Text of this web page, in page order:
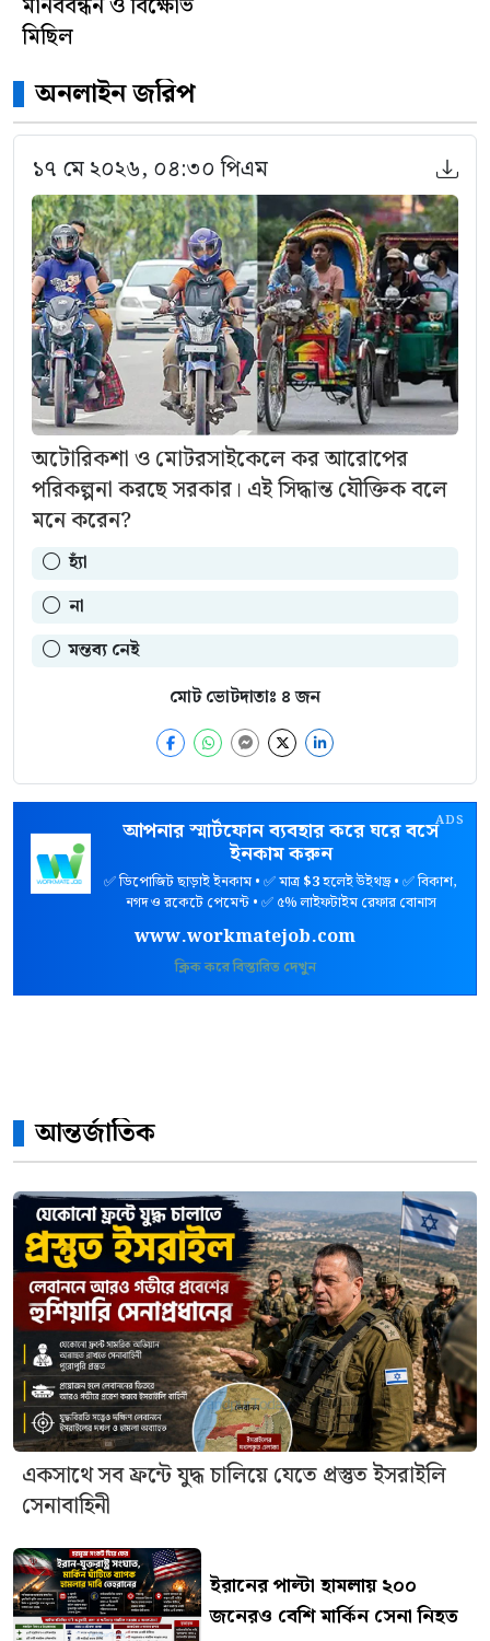
মানববন্ধন ও বিক্ষোভ
মিছিল
অনলাইন জরিপ
১৭ মে ২০২৬, ০৪:৩০ পিএম
অটোরিকশা ও মোটরসাইকেলে কর আরোপের
পরিকল্পনা করছে সরকার। এই সিদ্ধান্ত যৌক্তিক বলে
মনে করেন?
হ্যাঁ
না
মন্তব্য নেই
মোট ভোটদাতাঃ ৪জন
ADS
আপনার স্মার্টফোন ব্যবহার করে ঘরে বসে
ইনকাম করুন
✅ ডিপোজিট ছাড়াই ইনকাম • ✅ মাত্র$3হলেই উইথড্র • ✅ বিকাশ,
নগদ ও রকেটে পেমেন্ট • ✅ ৫% লাইফটাইম রেফার বোনাস
www.workmatejob.com
ক্লিক করে বিস্তারিত দেখুন
আন্তর্জাতিক
একসাথে সব ফ্রন্টে যুদ্ধ চালিয়ে যেতে প্রস্তুত ইসরাইলি
সেনাবাহিনী
ইরানের পাল্টা হামলায় ২০০
জনেরও বেশি মার্কিন সেনা নিহত